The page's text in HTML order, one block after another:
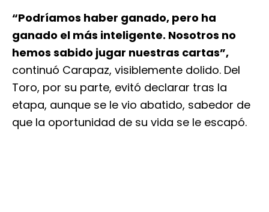
“Podríamos haber ganado, pero ha
ganado el más inteligente. Nosotros no
hemos sabido jugar nuestras cartas”,
continuó Carapaz, visiblemente dolido. Del
Toro, por su parte, evitó declarar tras la
etapa, aunque se le vio abatido, sabedor de
que la oportunidad de su vida se le escapó.